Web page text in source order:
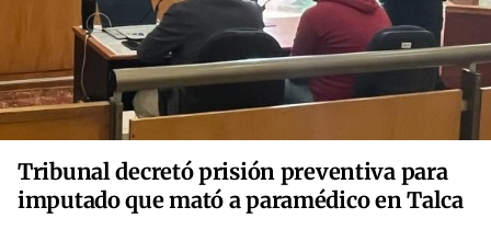
Tribunal decretó prisión preventiva para
imputado que mató a paramédico en Talca